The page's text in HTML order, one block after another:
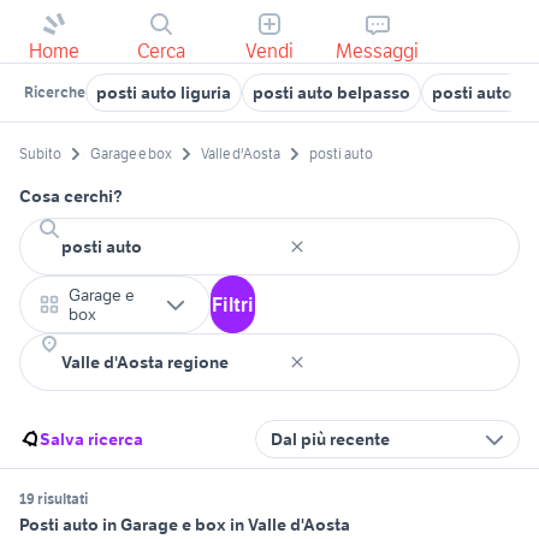
Home Cerca Vendi Messaggi
Ricerche posti auto liguria posti auto belpasso posti auto
Subito Garage e box Valle d'Aosta posti auto
Cosa cerchi?
Garage e
box
Filtri
Salva ricerca Dal più recente
19 risultati
Posti auto in Garage e box in Valle d'Aosta